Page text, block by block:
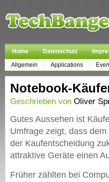
Home Datenschutz
Allgemein
Applications
Notebook-
Geschrieben von Oliver
Gutes Aussehen ist
Umfrage zeigt, dass
der Kaufentscheidung
attraktive Geräte einen
Früher zählten bei